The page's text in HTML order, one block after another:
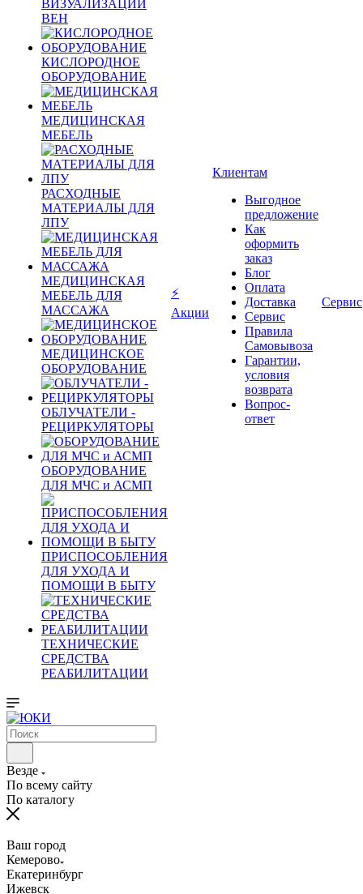
ВИЗУАЛИЗАЦИИ
ВЕН
КИСЛОРОДНОЕ
ОБОРУДОВАНИЕ
МЕДИЦИНСКАЯ
МЕБЕЛЬ
РАСХОДНЫЕ
МАТЕРИАЛЫ ДЛЯ
ЛПУ
МЕДИЦИНСКАЯ
МЕБЕЛЬ ДЛЯ
МАССАЖА
МЕДИЦИНСКОЕ
ОБОРУДОВАНИЕ
ОБЛУЧАТЕЛИ -
РЕЦИРКУЛЯТОРЫ
ОБОРУДОВАНИЕ
ДЛЯ МЧС и АСМП
ПРИСПОСОБЛЕНИЯ
ДЛЯ УХОДА И
ПОМОЩИ В БЫТУ
ТЕХНИЧЕСКИЕ
СРЕДСТВА
РЕАБИЛИТАЦИИ
⚡
Акции
Клиентам
Выгодное
предложение
Как
оформить
заказ
Блог
Оплата
Доставка
Сервис
Правила
Самовывоза
Гарантии,
условия
возврата
Вопрос-
ответ
Сервис
Везде
По всему сайту
По каталогу
Ваш город
Кемерово
Екатеринбург
Ижевск